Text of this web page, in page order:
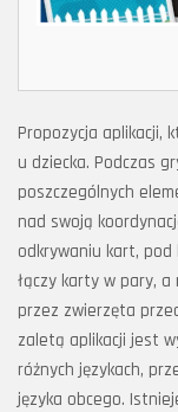
Propozycja aplikacji,
u dziecka. Podczas
poszczególnych
nad swoją
odkrywaniu kart, pod
łączy karty w pary, a
przez zwierzęta
zaletą aplikacji jest
różnych językach,
języka obcego.